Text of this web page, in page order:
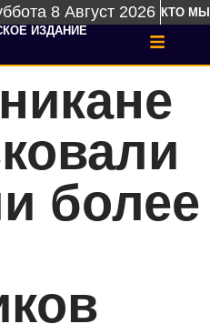
8 Август 2026 КТО МЫ
ИЗДАНИЕ
более